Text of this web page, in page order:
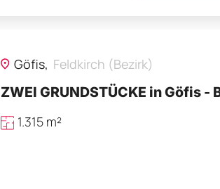
Göfis, Feldkirch (Bezirk)
ZWEI GRUNDSTÜCKE in Göfis -
1.315 m²